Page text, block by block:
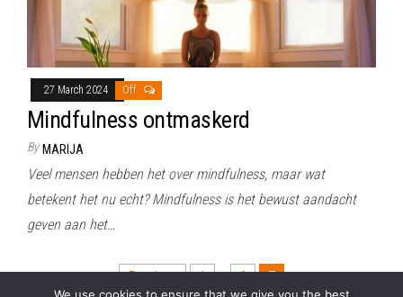
27 March 2024 Off
Mindfulness ontmaskerd
By MARIJA
Veel mensen hebben het over mindfulness, maar wat
betekent het nu echt? Mindfulness is het bewust aandacht
geven aan het…
Posts
Previous 1 … 6 7